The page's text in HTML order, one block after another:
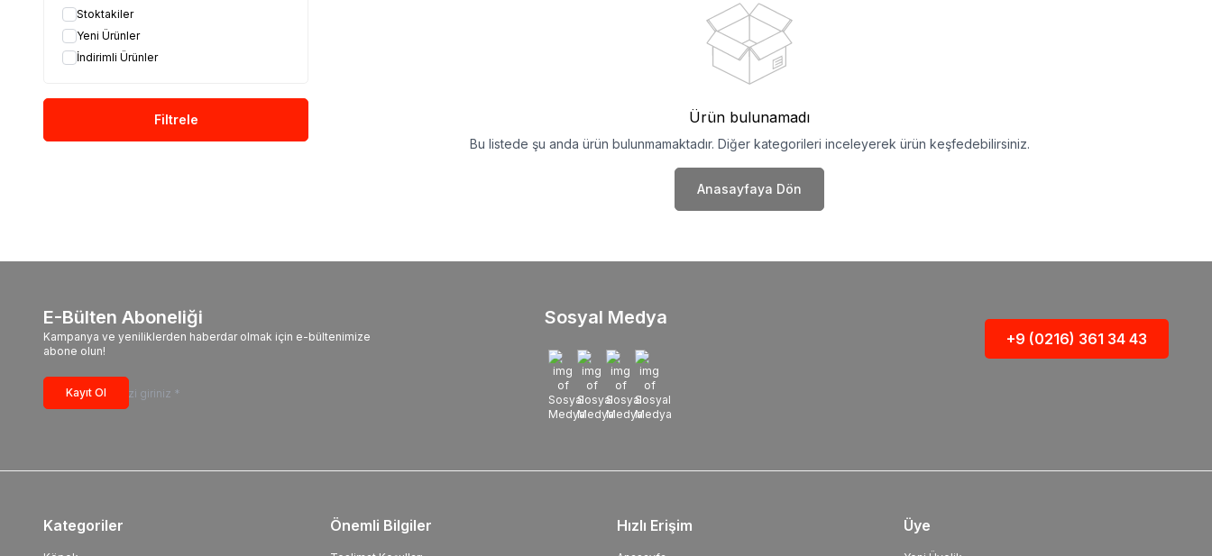
Stoktakiler
Yeni Ürünler
İndirimli Ürünler
Filtrele Ürün bulunamadı
Bu listede şu anda ürün bulunmamaktadır. Diğer kategorileri inceleyerek ürün keşfedebilirsiniz.
Anasayfaya Dön
E-Bülten Aboneliği
Kampanya ve yeniliklerden haberdar olmak için e-bültenimize
abone olun!
Kayıt Ol
Sosyal Medya
+9 (0216) 361 34 43
Kategoriler Önemli Bilgiler Hızlı Erişim Üye